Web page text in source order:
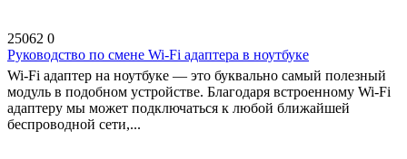
25062 0
Руководство по смене Wi-Fi адаптера в ноутбуке
Wi-Fi адаптер на ноутбуке — это буквально самый полезный
модуль в подобном устройстве. Благодаря встроенному Wi-Fi
адаптеру мы может подключаться к любой ближайшей
беспроводной сети,...